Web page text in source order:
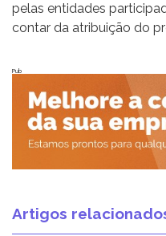
pelas entidades
contar da atribuição do
Pub
Artigos